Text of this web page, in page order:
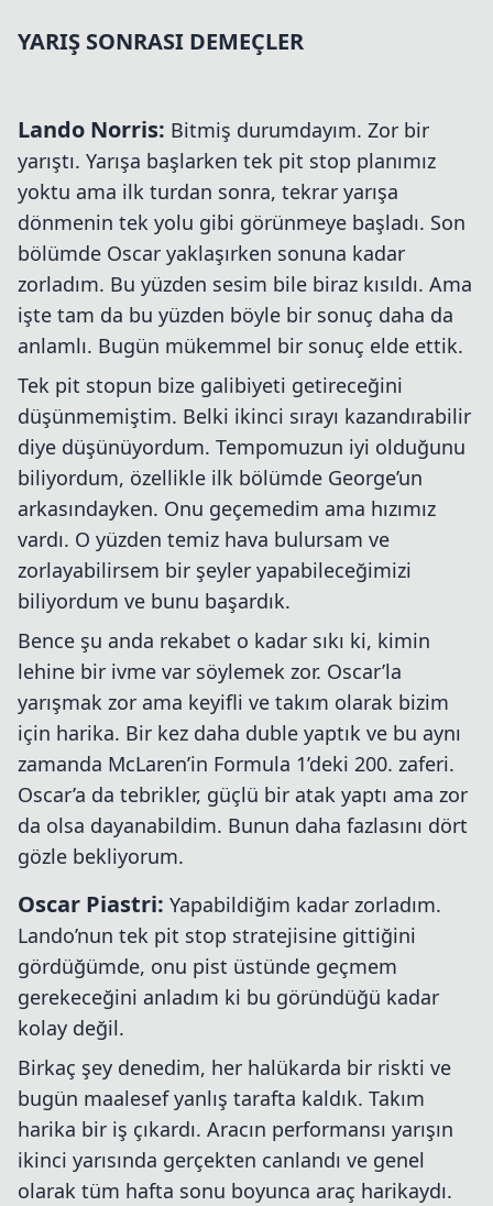
YARIŞ SONRASI DEMEÇLER
Lando Norris: Bitmiş durumdayım. Zor bir
yarıştı. Yarışa başlarken tek pit stop planımız
yoktu ama ilk turdan sonra, tekrar yarışa
dönmenin tek yolu gibi görünmeye başladı. Son
bölümde Oscar yaklaşırken sonuna kadar
zorladım. Bu yüzden sesim bile biraz kısıldı. Ama
işte tam da bu yüzden böyle bir sonuç daha da
anlamlı. Bugün mükemmel bir sonuç elde ettik.
Tek pit stopun bize galibiyeti getireceğini
düşünmemiştim. Belki ikinci sırayı kazandırabilir
diye düşünüyordum. Tempomuzun iyi olduğunu
biliyordum, özellikle ilk bölümde George’un
arkasındayken. Onu geçemedim ama hızımız
vardı. O yüzden temiz hava bulursam ve
zorlayabilirsem bir şeyler yapabileceğimizi
biliyordum ve bunu başardık.
Bence şu anda rekabet o kadar sıkı ki, kimin
lehine bir ivme var söylemek zor. Oscar’la
yarışmak zor ama keyifli ve takım olarak bizim
için harika. Bir kez daha duble yaptık ve bu aynı
zamanda McLaren’in Formula 1’deki 200. zaferi.
Oscar’a da tebrikler, güçlü bir atak yaptı ama zor
da olsa dayanabildim. Bunun daha fazlasını dört
gözle bekliyorum.
Oscar Piastri: Yapabildiğim kadar zorladım.
Lando’nun tek pit stop stratejisine gittiğini
gördüğümde, onu pist üstünde geçmem
gerekeceğini anladım ki bu göründüğü kadar
kolay değil.
Birkaç şey denedim, her halükarda bir riskti ve
bugün maalesef yanlış tarafta kaldık. Takım
harika bir iş çıkardı. Aracın performansı yarışın
ikinci yarısında gerçekten canlandı ve genel
olarak tüm hafta sonu boyunca araç harikaydı.